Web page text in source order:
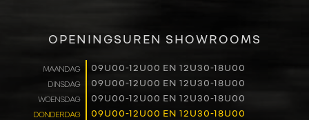
RENAULT PRO+
NAVERKOOP
OPENINGSUREN SHOWROOMS
MAANDAG 09U00-12U00 EN 12U30-18U00
DINSDAG 09U00-12U00 EN 12U30-18U00
WOENSDAG 09U00-12U00 EN 12U30-18U00
DONDERDAG 09U00-12U00 EN 12U30-18U00